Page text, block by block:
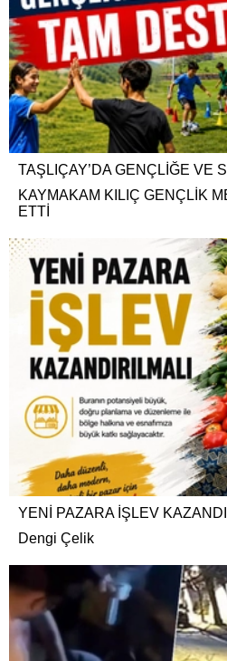
TAŞLIÇAY’DA GENÇLİĞE VE
KAYMAKAM KILIÇ GENÇLİK
ETTİ
YENİ PAZARA İŞLEV
Dengi Çelik